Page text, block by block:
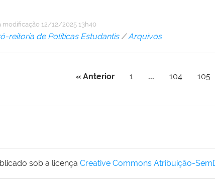
modificação 12/12/2025 13h40
reitoria de Políticas Estudantis /Arquivos
« Anterior 1 ... 104 105
sob a licença Creative Commons Atribuição-